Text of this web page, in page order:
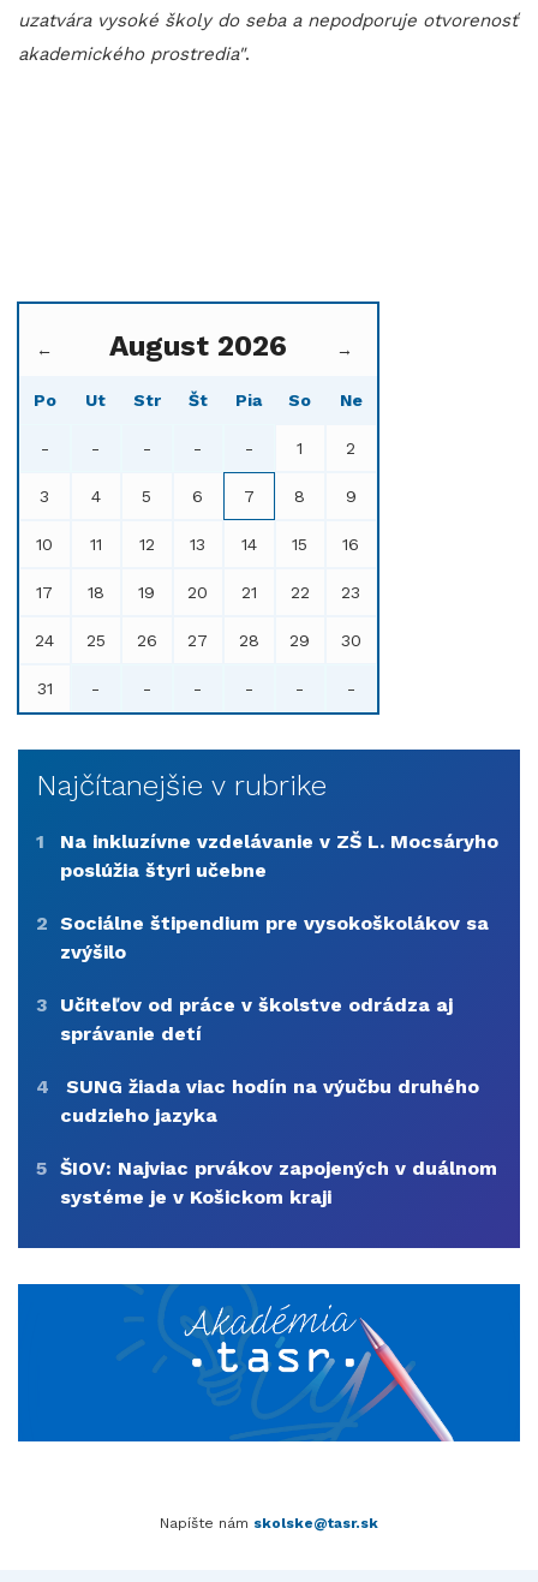
uzatvára vysoké školy do seba a nepodporuje otvorenosť
akademického prostredia".
← August 2026 →
Po Ut Str Št Pia So Ne
- - - - - 1 2
3 4 5 6 7 8 9
10 11 12 13 14 15 16
17 18 19 20 21 22 23
24 25 26 27 28 29 30
31 - - - - - -
Najčítanejšie v rubrike
1
Na inkluzívne vzdelávanie v ZŠ L. Mocsáryho
poslúžia štyri učebne
2 Sociálne štipendium pre vysokoškolákov sa
zvýšilo
3
Učiteľov od práce v školstve odrádza aj
správanie detí
4
SUNG žiada viac hodín na výučbu druhého
cudzieho jazyka
5 ŠIOV: Najviac prvákov zapojených v duálnom
systéme je v Košickom kraji
Napíšte nám skolske@tasr.sk